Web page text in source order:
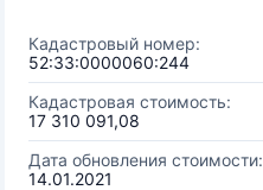
Кадастровый номер:
52:33:0000060:244
Кадастровая стоимость:
17 310 091,08
Дата обновления стоимости:
14.01.2021